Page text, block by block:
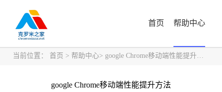
首页 帮助中心
当前位置： 首页 > 帮助中心> google Chrome移动端性能提升方法
google Chrome移动端性能提升方法